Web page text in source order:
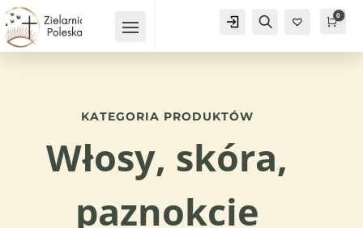
Konto Szukaj Kosz
0
KATEGORIA PRODUKTÓW
Włosy, skóra,
paznokcie